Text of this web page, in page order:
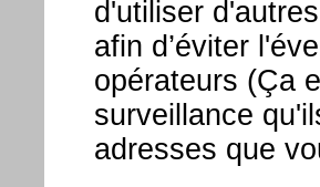
d'utiliser
afin d’éviter
opérateurs (Ça
surveillance
adresses que